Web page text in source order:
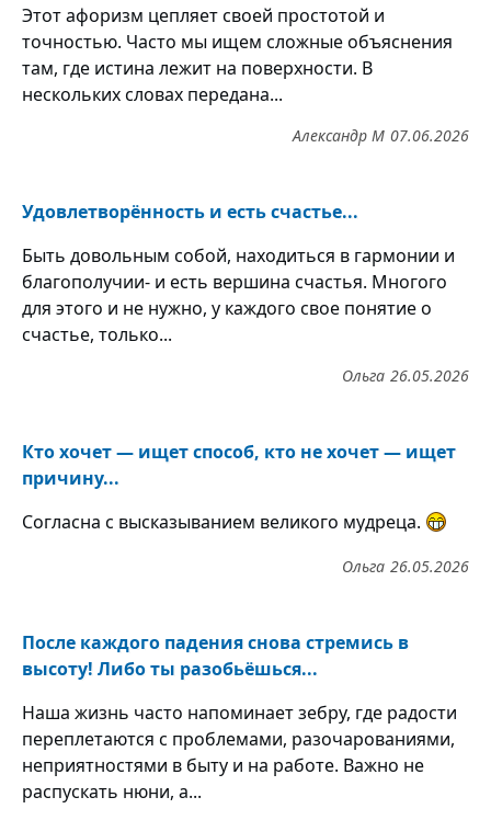
Этот афоризм цепляет своей простотой и
точностью. Часто мы ищем сложные объяснения
там, где истина лежит на поверхности. В
нескольких словах передана...
07.06.2026
Александр М
Удовлетворённость и есть счастье...
Быть довольным собой, находиться в гармонии и
благополучии- и есть вершина счастья. Многого
для этого и не нужно, у каждого свое понятие о
счастье, только...
26.05.2026
Ольга
Кто хочет — ищет способ, кто не хочет — ищет
причину...
Согласна с высказыванием великого мудреца.
26.05.2026
Ольга
После каждого падения снова стремись в
высоту! Либо ты разобьёшься...
Наша жизнь часто напоминает зебру, где радости
переплетаются с проблемами, разочарованиями,
неприятностями в быту и на работе. Важно не
распускать нюни, а...